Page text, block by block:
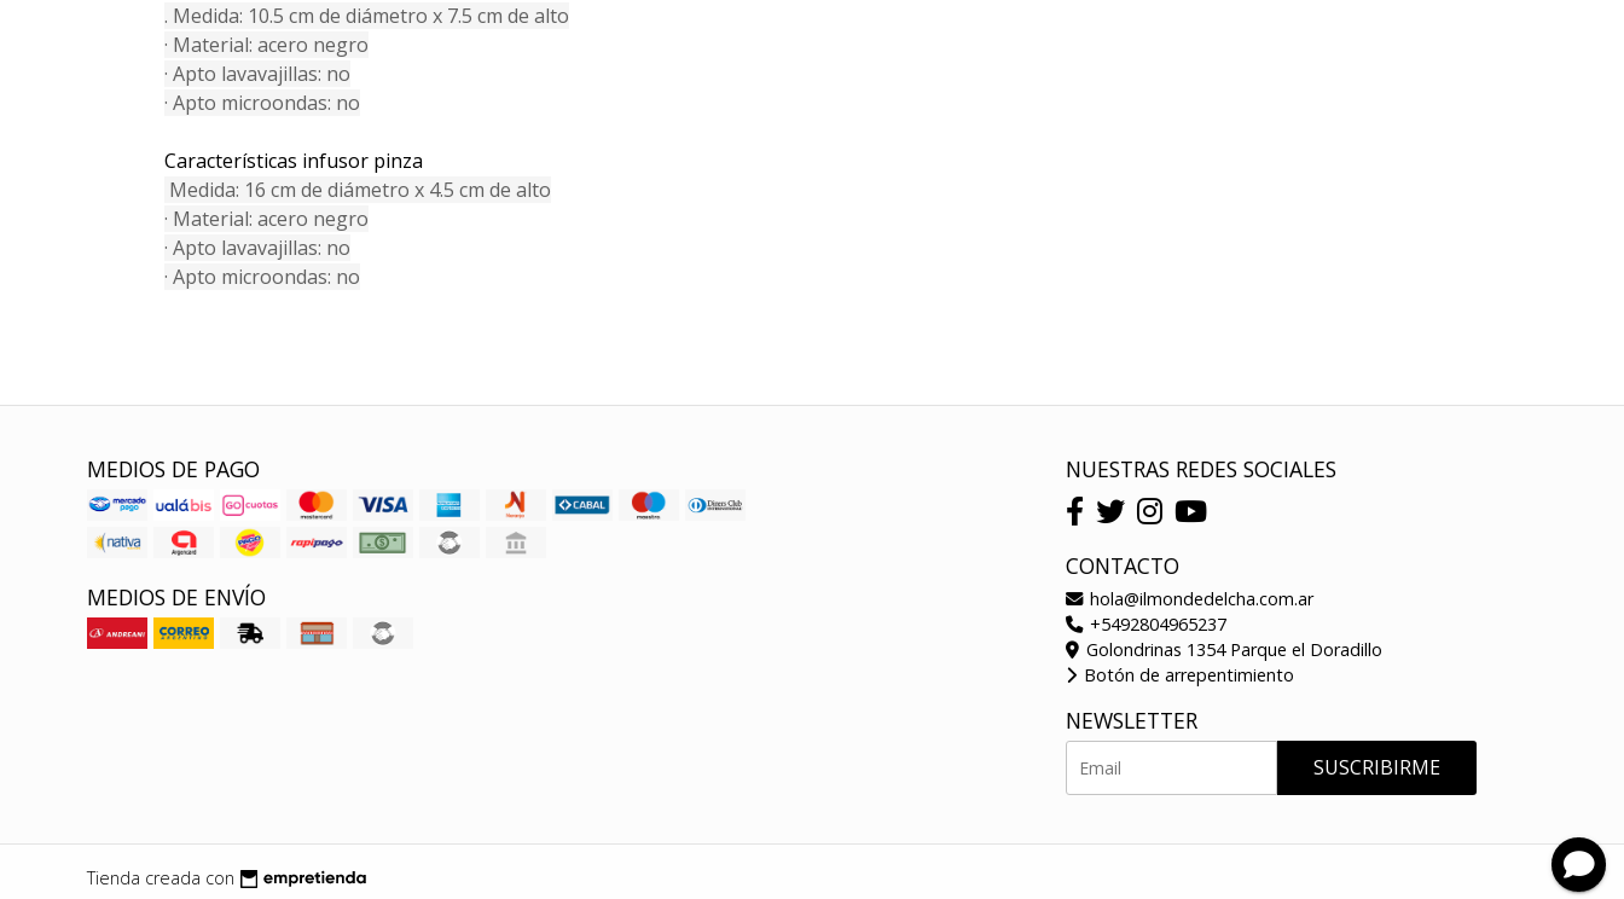
. Medida: 10.5 cm de diámetro x 7.5 cm de alto
· Material: acero negro
· Apto lavavajillas: no
· Apto microondas: no
Características infusor pinza
Medida: 16 cm de diámetro x 4.5 cm de alto
· Material: acero negro
· Apto lavavajillas: no
· Apto microondas: no
MEDIOS DE PAGO
MEDIOS DE ENVÍO
NUESTRAS REDES SOCIALES
CONTACTO
hola@ilmondedelcha.com.ar
+5492804965237
Golondrinas 1354 Parque el Doradillo
Botón de arrepentimiento
NEWSLETTER
SUSCRIBIRME
Tienda creada con